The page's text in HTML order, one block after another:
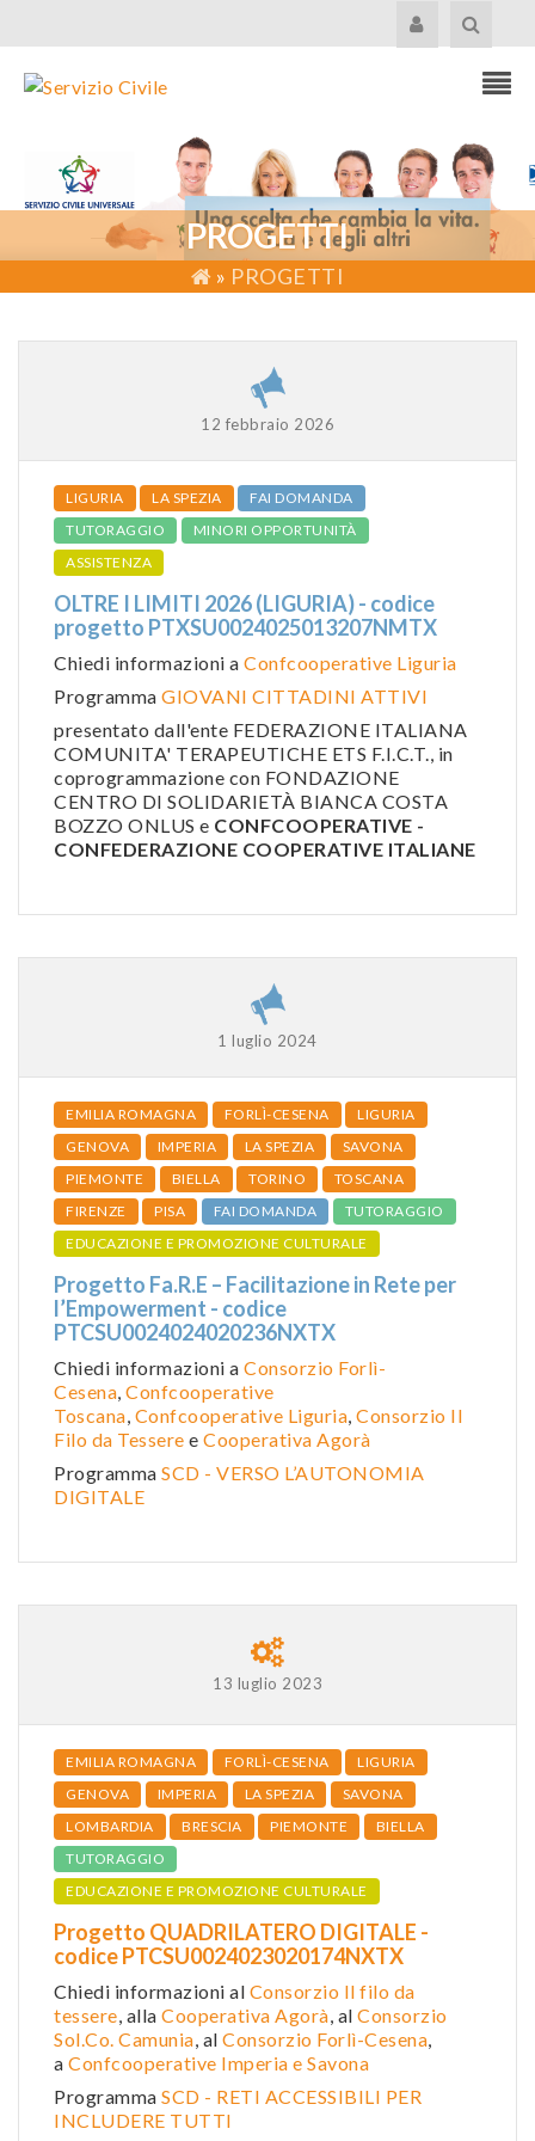
PROGETTI
» PROGETTI
12 febbraio 2026
LIGURIA LA SPEZIA
FAI DOMANDA
TUTORAGGIO
MINORI OPPORTUNITÀ
ASSISTENZA
OLTRE I LIMITI 2026 (LIGURIA) - codice
progetto PTXSU0024025013207NMTX
Chiedi informazioni a Confcooperative Liguria
Programma GIOVANI CITTADINI ATTIVI
presentato dall'ente FEDERAZIONE ITALIANA
COMUNITA' TERAPEUTICHE ETS F.I.C.T., in
coprogrammazione con FONDAZIONE
CENTRO DI SOLIDARIETÀ BIANCA COSTA
BOZZO ONLUS e CONFCOOPERATIVE -
CONFEDERAZIONE COOPERATIVE ITALIANE
1 luglio 2024
EMILIA ROMAGNA FORLÌ-CESENA
LIGURIA
GENOVA
IMPERIA LA SPEZIA
SAVONA
PIEMONTE
BIELLA TORINO
TOSCANA
FIRENZE
PISA FAI DOMANDA
TUTORAGGIO
EDUCAZIONE E PROMOZIONE CULTURALE
Progetto Fa.R.E – Facilitazione in Rete per
l’Empowerment - codice
PTCSU0024024020236NXTX
Chiedi informazioni a Consorzio Forlì-
Cesena, Confcooperative
Toscana, Confcooperative Liguria, Consorzio Il
Filo da Tessere e Cooperativa Agorà
Programma SCD - VERSO L’AUTONOMIA
DIGITALE
13 luglio 2023
EMILIA ROMAGNA FORLÌ-CESENA
LIGURIA
GENOVA
IMPERIA LA SPEZIA
SAVONA
LOMBARDIA
BRESCIA PIEMONTE
BIELLA
TUTORAGGIO
EDUCAZIONE E PROMOZIONE CULTURALE
Progetto QUADRILATERO DIGITALE -
codice PTCSU0024023020174NXTX
Chiedi informazioni al Consorzio Il filo da
tessere, alla Cooperativa Agorà, al Consorzio
Sol.Co. Camunia, al Consorzio Forlì-Cesena,
a Confcooperative Imperia e Savona
Programma SCD - RETI ACCESSIBILI PER
INCLUDERE TUTTI